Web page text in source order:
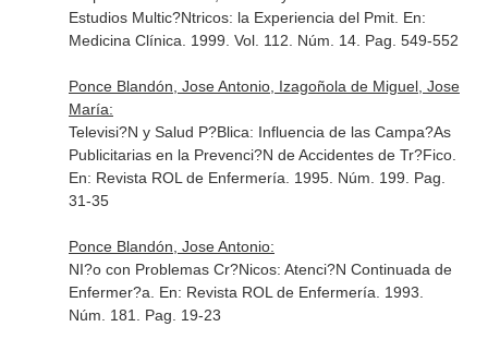
Estudios Multic?Ntricos: la Experiencia del Pmit. En:
Medicina Clínica . 1999. Vol. 112. Núm. 14. Pag. 549-552
Ponce Blandón, Jose Antonio, Izagoñola de Miguel, Jose
María:
Televisi?N y Salud P?Blica: Influencia de las Campa?As
Publicitarias en la Prevenci?N de Accidentes de Tr?Fico.
En: Revista ROL de Enfermería . 1995. Núm. 199. Pag.
31-35
Ponce Blandón, Jose Antonio:
NI?o con Problemas Cr?Nicos: Atenci?N Continuada de
Enfermer?a. En: Revista ROL de Enfermería . 1993.
Núm. 181. Pag. 19-23